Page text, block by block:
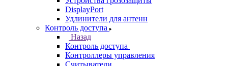
DisplayPort
Удлинители для антенн
Контроль доступа
Назад
Контроль доступа
Контроллеры управления
Считыватели